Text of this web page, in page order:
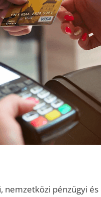
nemzetközi pénzügyi